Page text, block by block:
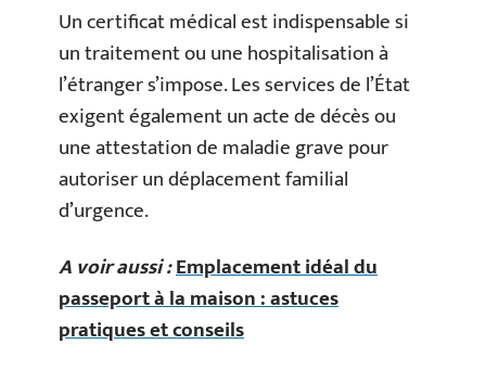
Un certificat médical est indispensable si
un traitement ou une hospitalisation à
l’étranger s’impose. Les services de l’État
exigent également un acte de décès ou
une attestation de maladie grave pour
autoriser un déplacement familial
d’urgence.
A voir aussi :Emplacement idéal du
passeport à la maison : astuces
pratiques et conseils